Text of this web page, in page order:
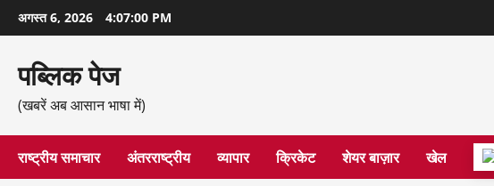
छोड़कर
सामग्री
अगस्त 6, 2026 4:07:01 PM
पब्लिक पेज
(खबरें अब आसान भाषा में)
राष्ट्रीय समाचार अंतरराष्ट्रीय व्यापार क्रिकेट शेयर बाज़ार खेल